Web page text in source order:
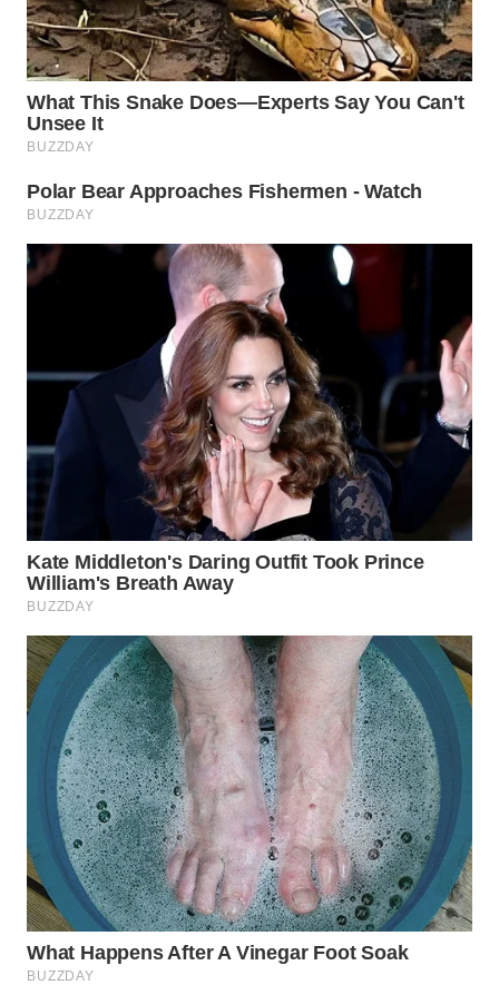
SUMEDANG
WN
CIANJUR
WN
SERIBU
TANGERANG
CIREBON
WN
KUNINGAN
WN
MAJALENGKA
WN
SUBANG
WN
SUKABUMI
WN
PURWAKARTA